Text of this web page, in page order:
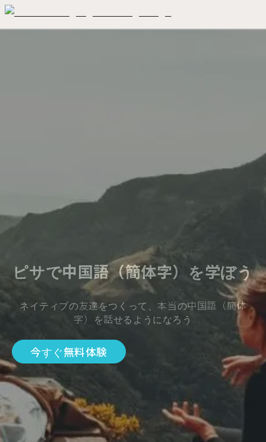
ピサで中国語（簡体字）を学ぼう
ネイティブの友達をつくって、本当の中国語（簡体
字）を話せるようになろう
今すぐ無料体験